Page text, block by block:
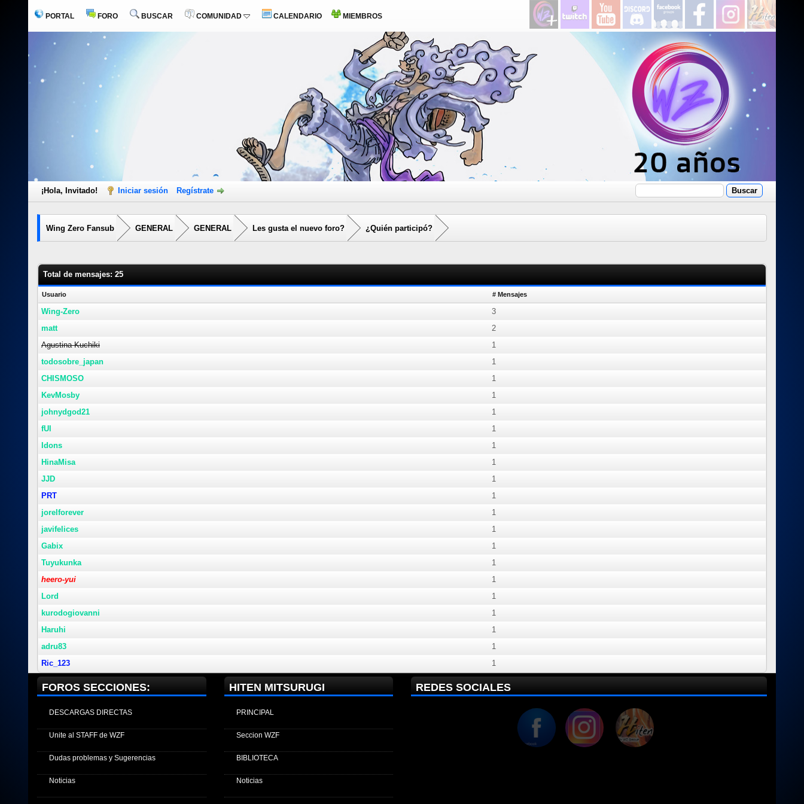
PORTAL FORO BUSCAR COMUNIDAD CALENDARIO MIEMBROS
¡Hola, Invitado! Iniciar sesión Regístrate
Wing Zero Fansub GENERAL GENERAL Les gusta el nuevo foro? ¿Quién participó?
Total de mensajes: 25
Usuario # Mensajes
Wing-Zero
3
matt
2
Agustina Kuchiki
1
todosobre_japan
1
CHISMOSO
1
KevMosby
1
johnydgod21
1
fUl
1
Idons
1
HinaMisa
1
JJD
1
PRT
1
jorelforever
1
javifelices
1
Gabix
1
Tuyukunka
1
heero-yui
1
Lord
1
kurodogiovanni
1
Haruhi
1
adru83
1
Ric_123
1
FOROS SECCIONES:
DESCARGAS DIRECTAS
Unite al STAFF de WZF
Dudas problemas y Sugerencias
Noticias
HITEN MITSURUGI
PRINCIPAL
Seccion WZF
BIBLIOTECA
Noticias
REDES SOCIALES